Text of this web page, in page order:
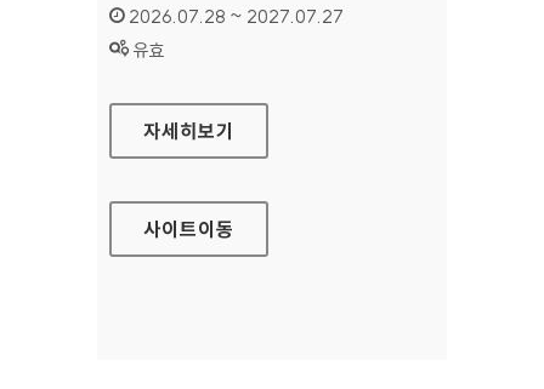
인증기간 :
2026.07.28 ~ 2027.07.27
상태 :
유효
보성군청
자세히보기
사이트이동